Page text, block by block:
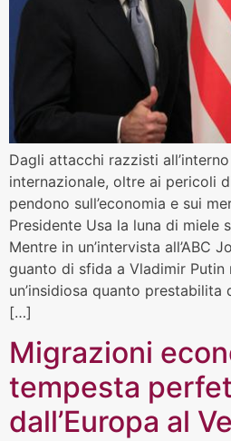
Dagli attacchi razzisti
internazionale, oltre ai pericoli
pendono sull’economia e sui
Presidente Usa la luna di miele
Mentre in un’intervista all’ABC
guanto di sfida a Vladimir Putin
un’insidiosa quanto
[…]
Migrazioni
tempesta
dall’Europa al